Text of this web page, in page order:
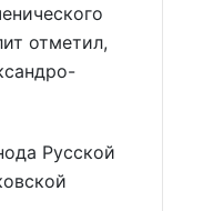
отметил,
Русской